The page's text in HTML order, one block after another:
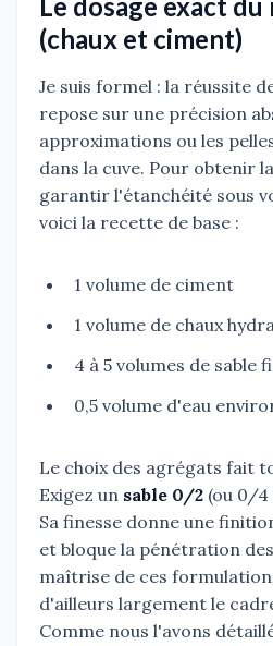
(chaux et ciment)
Je suis formel : la réussite
repose sur une précision
approximations ou les
dans la cuve. Pour obtenir
garantir l'étanchéité sous
voici la recette de base :
1 volume de ciment
1 volume de chaux
4 à 5 volumes de sable
0,5 volume d'eau
Le choix des agrégats fait
Exigez un sable 0/2 (ou 0/4
Sa finesse donne une
et bloque la pénétration
maîtrise de ces
d'ailleurs largement le
Comme nous l'avons